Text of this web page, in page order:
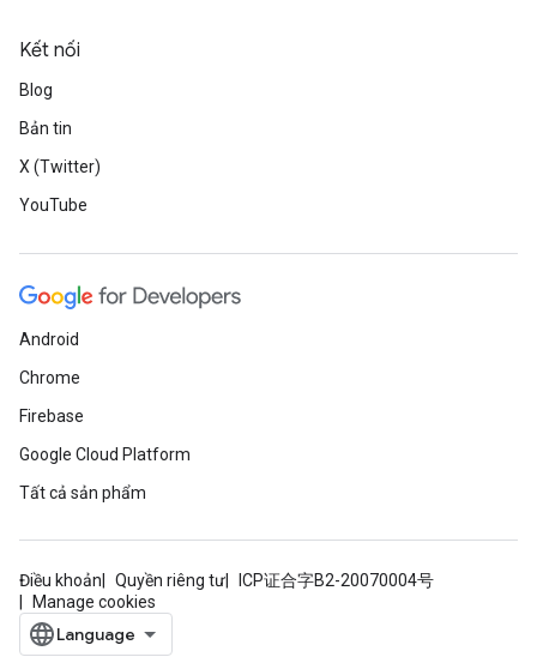
Kết nối
Blog
Bản tin
X (Twitter)
YouTube
Android
Chrome
Firebase
Google Cloud Platform
Tất cả sản phẩm
Điều khoản Quyền riêng tư
ICP证合字B2-20070004号
Manage cookies